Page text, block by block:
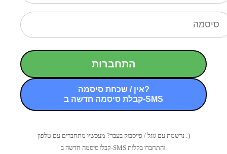
התחברות
אין / שכחת סיסמה?
קבלת סיסמה חדשה ב-SMS
נרשמת עם גוגל / פייסבוק בעבר? מעכשיו מתחברים עם טלפון :)
קבלו סיסמה חדשה ב-SMS והתחברו בקלות.